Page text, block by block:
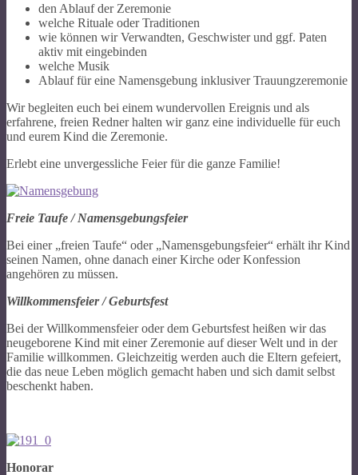
den Ablauf der Zeremonie
welche Rituale oder Traditionen
wie können wir Verwandten, Geschwister und ggf. Paten
aktiv mit eingebinden
welche Musik
Ablauf für eine Namensgebung inklusiver Trauungzeremonie
Wir begleiten euch bei einem wundervollen Ereignis und als
erfahrene, freien Redner halten wir ganz eine individuelle für euch
und eurem Kind die Zeremonie.
Erlebt eine unvergessliche Feier für die ganze Familie!
Freie Taufe / Namensgebungsfeier
Bei einer „freien Taufe“ oder „Namensgebungsfeier“ erhält ihr Kind
seinen Namen, ohne danach einer Kirche oder Konfession
angehören zu müssen.
Willkommensfeier / Geburtsfest
Bei der Willkommensfeier oder dem Geburtsfest heißen wir das
neugeborene Kind mit einer Zeremonie auf dieser Welt und in der
Familie willkommen. Gleichzeitig werden auch die Eltern gefeiert,
die das neue Leben möglich gemacht haben und sich damit selbst
beschenkt haben.
Honorar